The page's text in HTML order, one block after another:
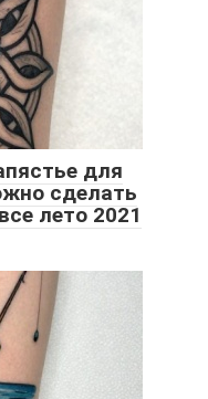
для
сделать
лето 2021